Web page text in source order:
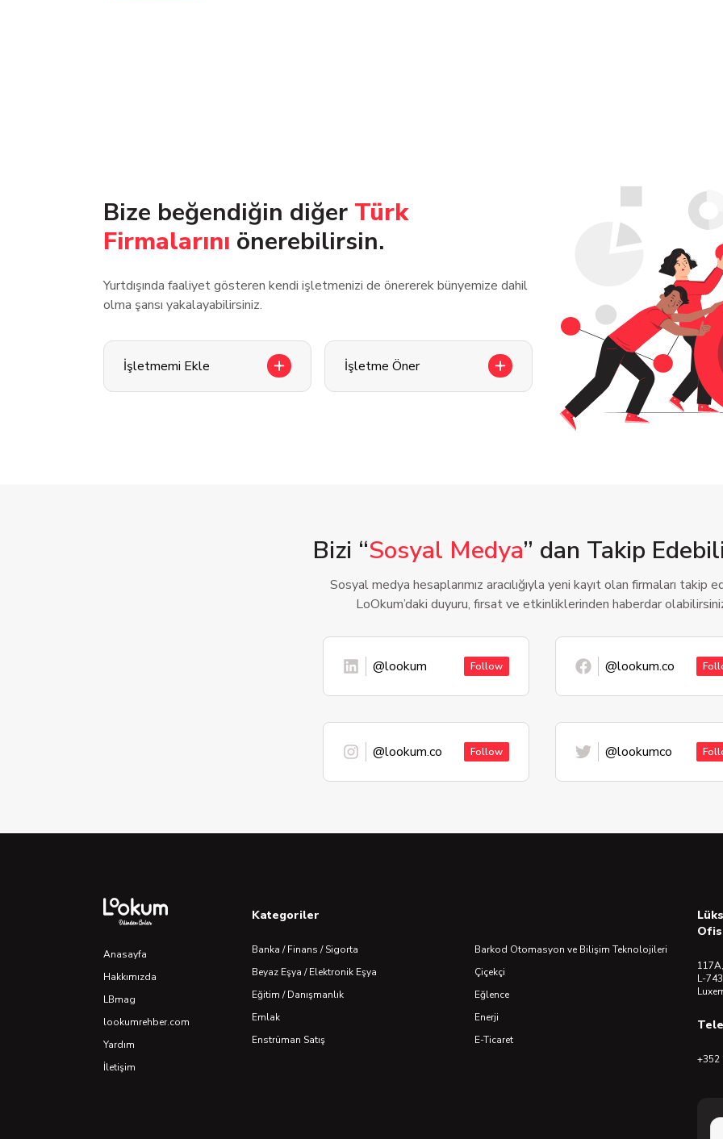
Bize beğendiğin diğer Türk
Firmalarını önerebilirsin.
Yurtdışında faaliyet gösteren kendi işletmenizi de önererek bünyemize dahil
olma şansı yakalayabilirsiniz.
İşletmemi Ekle İşletme Öner
Bizi “Sosyal Medya” dan Takip
Sosyal medya hesaplarımız aracılığıyla yeni kayıt olan firmaları takip
LoOkum’daki duyuru, fırsat ve etkinliklerinden haberdar
@lookum Follow @lookum.co
@lookum.co Follow @lookumco
Anasayfa
Hakkımızda
LBmag
lookumrehber.com
Yardım
İletişim
Kategoriler
Banka / Finans / Sigorta
Barkod Otomasyon ve Bilişim Teknolojileri
Beyaz Eşya / Elektronik Eşya
Çiçekçi
Eğitim / Danışmanlık
Eğlence
Emlak
Enerji
Enstrüman Satış
E-Ticaret
Ofis
L-
+352